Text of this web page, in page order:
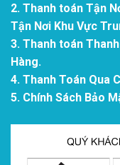
2. Thanh toán Tận
Tận Nơi Khu Vực
3. Thanh toán
Hàng.
4. Thanh Toán Qua
5. Chính Sách Bảo